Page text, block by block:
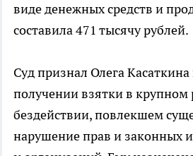
виде денежных средств и
составила 471 тысячу рублей.
Суд признал Олега
получении взятки в крупном
бездействии, повлекшем
нарушение прав и законных